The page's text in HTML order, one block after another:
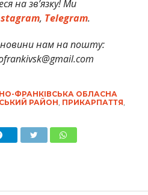
на зв’язку! Ми
, Telegram.
новини нам на пошту:
ФРАНКІВСЬКА ОБЛАСНА
РАЙОН ПРИКАРПАТТЯ